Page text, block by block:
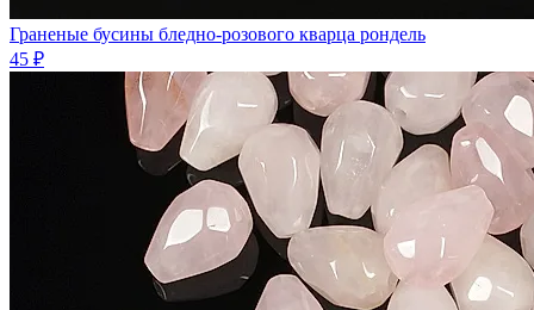
Граненые бусины бледно-розового кварца рондель
45 ₽